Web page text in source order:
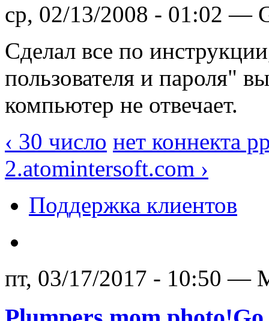
ср, 02/13/2008 - 01:02 —
Сделал все по
пользователя и пароля"
компьютер не отвечает.
‹ 30 число нет коннекта
2.atomintersoft.com ›
Поддержка клиентов
пт, 03/17/2017 - 10:50 —